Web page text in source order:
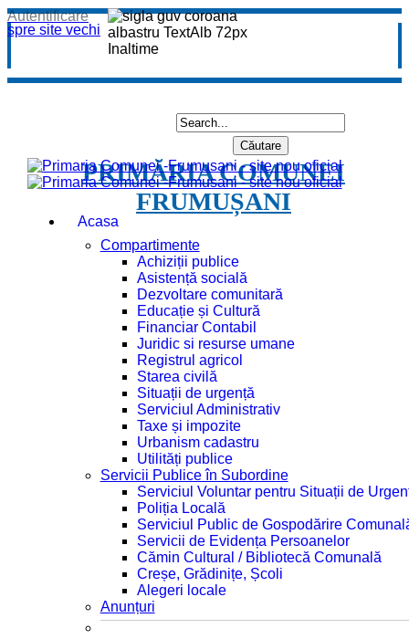
spre site vechi
Autentificare
PRIMĂRIA COMUNEI
FRUMUȘANI
Acasa
Compartimente
Achiziții publice
Asistență socială
Dezvoltare comunitară
Educație și Cultură
Financiar Contabil
Juridic si resurse umane
Registrul agricol
Starea civilă
Situații de urgență
Serviciul Administrativ
Taxe și impozite
Urbanism cadastru
Utilități publice
Servicii Publice în Subordine
Serviciul Voluntar pentru Situații de
Poliția Locală
Serviciul Public de Gospodărire
Servicii de Evidența Persoanelor
Cămin Cultural / Bibliotecă Comunală
Creșe, Grădinițe, Școli
Alegeri locale
Anunțuri